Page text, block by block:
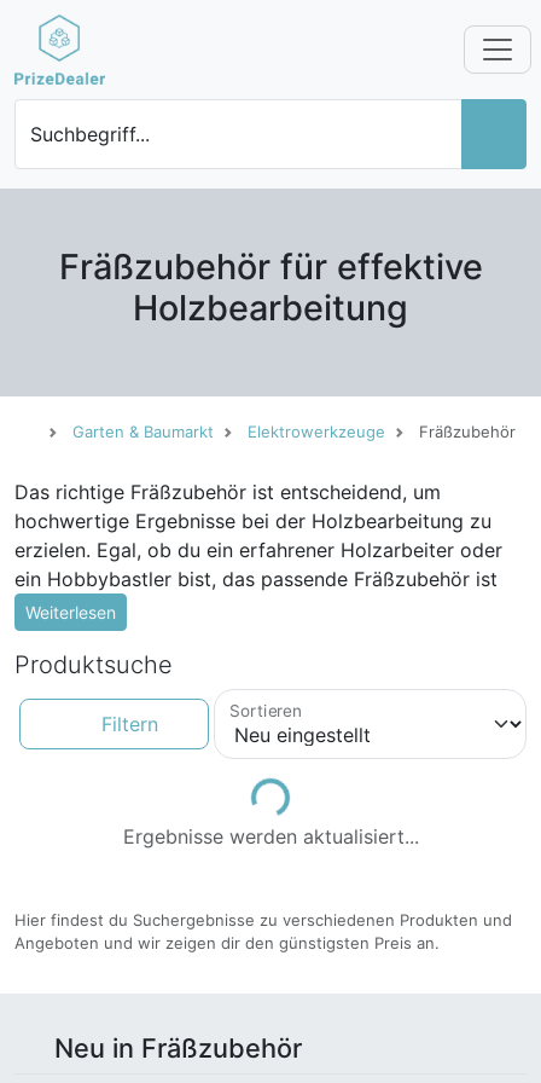
Suchbegriff...
Fräßzubehör für effektive
Holzbearbeitung
Garten & Baumarkt Elektrowerkzeuge Fräßzubehör
Das richtige Fräßzubehör ist entscheidend, um
hochwertige Ergebnisse bei der Holzbearbeitung zu
erzielen. Egal, ob du ein erfahrener Holzarbeiter oder
ein Hobbybastler bist, das passende Fräßzubehör ist
unverzichtbar.
Fräsköpfe
Fräsköpfe sind eine der wichtigsten Komponenten beim
Fräsen. Sie sind in verschiedenen Formen und Größen
erhältlich und haben einen erheblichen Einfluss auf die
Art und Weise, wie das Holz bearbeitet wird. Von
Spiralfräsern bis hin zu V-Nutenfräsern gibt es eine
Vielzahl von Fräsköpfen, die sich für unterschiedliche
Lebensdauer und präzise Ergebnisse zu gewährleisten.
Werkstück während des Fräsens sicher zu halten. Er
Weiterlesen
Produktsuche
Filtern
Sortieren
Loading...
Ergebnisse werden aktualisiert...
Hier findest du Suchergebnisse zu verschiedenen Produkten und
Angeboten und wir zeigen dir den günstigsten Preis an.
Neu in Fräßzubehör